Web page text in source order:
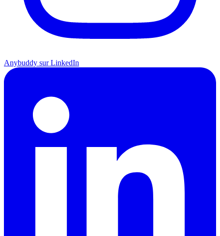
Anybuddy sur LinkedIn